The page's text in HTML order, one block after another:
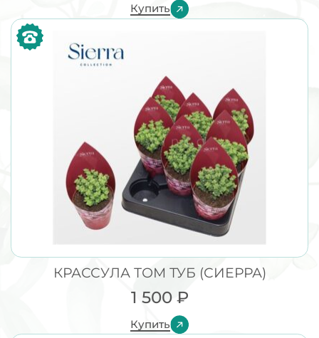
Купить
КРАССУЛА ТОМ ТУБ (СИЕРРА)
1 500 ₽
Купить